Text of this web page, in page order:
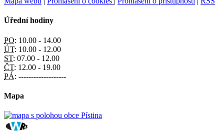
Úřední hodiny
PO: 10.00 - 14.00
ÚT: 10.00 - 12.00
ST: 07.00 - 12.00
ČT: 12.00 - 19.00
PÁ: -------------------
Mapa